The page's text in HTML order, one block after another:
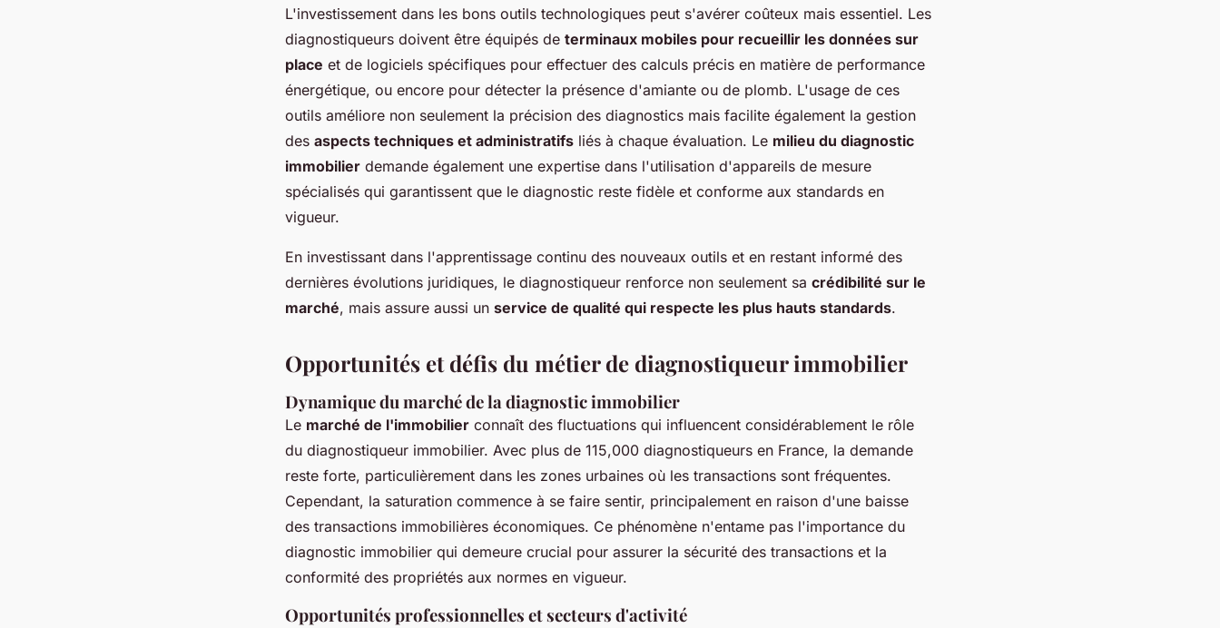
L'investissement dans les bons outils technologiques peut s'avérer coûteux mais essentiel. Les
diagnostiqueurs doivent être équipés de terminaux mobiles pour recueillir les données sur
place et de logiciels spécifiques pour effectuer des calculs précis en matière de performance
énergétique, ou encore pour détecter la présence d'amiante ou de plomb. L'usage de ces
outils améliore non seulement la précision des diagnostics mais facilite également la gestion
des aspects techniques et administratifs liés à chaque évaluation. Le milieu du diagnostic
immobilier demande également une expertise dans l'utilisation d'appareils de mesure
spécialisés qui garantissent que le diagnostic reste fidèle et conforme aux standards en
vigueur.
En investissant dans l'apprentissage continu des nouveaux outils et en restant informé des
dernières évolutions juridiques, le diagnostiqueur renforce non seulement sa crédibilité sur le
marché, mais assure aussi un service de qualité qui respecte les plus hauts standards.
Opportunités et défis du métier de diagnostiqueur immobilier
Dynamique du marché de la diagnostic immobilier
Le marché de l'immobilier connaît des fluctuations qui influencent considérablement le rôle
du diagnostiqueur immobilier. Avec plus de 115,000 diagnostiqueurs en France, la demande
reste forte, particulièrement dans les zones urbaines où les transactions sont fréquentes.
Cependant, la saturation commence à se faire sentir, principalement en raison d'une baisse
des transactions immobilières économiques. Ce phénomène n'entame pas l'importance du
diagnostic immobilier qui demeure crucial pour assurer la sécurité des transactions et la
conformité des propriétés aux normes en vigueur.
Opportunités professionnelles et secteurs d'activité